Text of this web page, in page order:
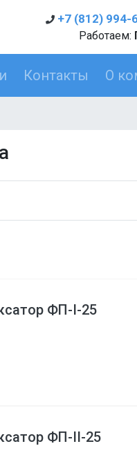
+7 (812) 994-
Работаем:
Контакты О
ФП-I-25
ФП-II-25